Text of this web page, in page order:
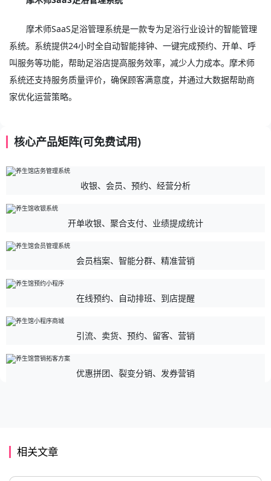
摩术师SaaS足浴管理系统是一款专为足浴行业设计的智能管理
系统。系统提供24小时全自动智能排钟、一键完成预约、开单、呼
叫服务等功能，帮助足浴店提高服务效率，减少人力成本。摩术师
系统还支持服务质量评价，确保顾客满意度，并通过大数据帮助商
家优化运营策略。
核心产品矩阵(可免费试用)
收银、会员、预约、经营分析
开单收银、聚合支付、业绩提成统计
会员档案、智能分群、精准营销
在线预约、自动排班、到店提醒
引流、卖货、预约、留客、营销
优惠拼团、裂变分销、发券营销
相关文章